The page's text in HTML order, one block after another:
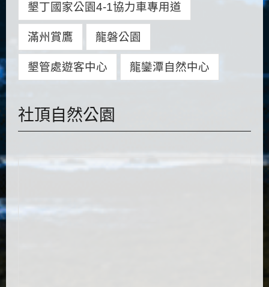
墾丁國家公園4-1協力車專用道
滿州賞鷹 龍磐公園
墾管處遊客中心 龍鑾潭自然中心
社頂自然公園